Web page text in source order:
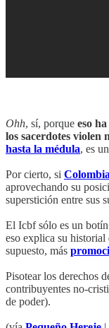
Ohh, sí, porque eso
los sacerdotes violen
hasta la médula, es
Por cierto, si
aprovechando su
superstición entre sus
El Icbf sólo es un
eso explica su historial
supuesto, más
Pisotear los derechos
contribuyentes no-
de poder).